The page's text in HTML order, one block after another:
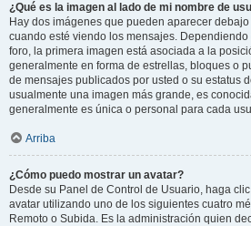
¿Qué es la imagen al lado de mi nombre de
Hay dos imágenes que pueden aparecer
cuando esté viendo los mensajes.
foro, la primera imagen está asociada a la
generalmente en forma de estrellas, bloques o
de mensajes publicados por usted o su estatus
usualmente una imagen más grande, es
generalmente es única o personal para cada
Arriba
¿Cómo puedo mostrar un avatar?
Desde su Panel de Control de Usuario, haga
avatar utilizando uno de los siguientes cuatro
Remoto o Subida. Es la administración quien